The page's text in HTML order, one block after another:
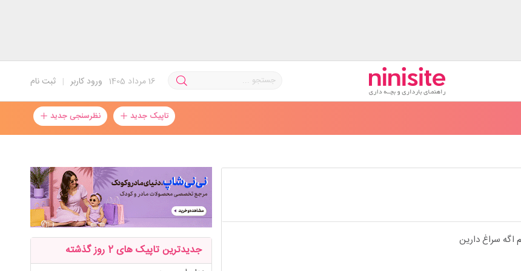
ثبت نام | ورود کاربر 16مرداد 1405
تاپیک جدید نظرسنجی جدید
اگه سراغ دارین
جدیدترین تاپیک های 2 روز گذشته